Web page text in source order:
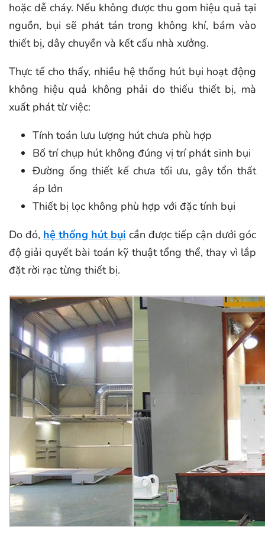
hoặc dễ cháy. Nếu không được thu gom hiệu quả tại
nguồn, bụi sẽ phát tán trong không khí, bám vào
thiết bị, dây chuyền và kết cấu nhà xưởng.
Thực tế cho thấy, nhiều hệ thống hút bụi hoạt động
không hiệu quả không phải do thiếu thiết bị, mà
xuất phát từ việc:
Tính toán lưu lượng hút chưa phù hợp
Bố trí chụp hút không đúng vị trí phát sinh bụi
Đường ống thiết kế chưa tối ưu, gây tổn thất
áp lớn
Thiết bị lọc không phù hợp với đặc tính bụi
Do đó, hệ thống hút bụi cần được tiếp cận dưới góc
độ giải quyết bài toán kỹ thuật tổng thể, thay vì lắp
đặt rời rạc từng thiết bị.